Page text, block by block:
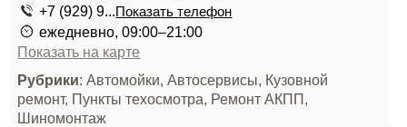
+7 (929) 9...Показать телефон
ежедневно, 09:00–21:00
Показать на карте
Рубрики: Автомойки, Автосервисы, Кузовной
ремонт, Пункты техосмотра, Ремонт АКПП,
Шиномонтаж